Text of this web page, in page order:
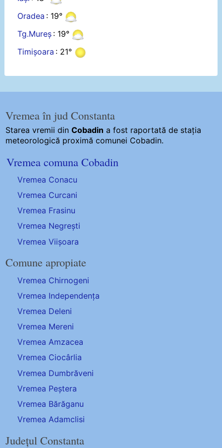
Oradea : 19°
Tg.Mureș : 19°
Timișoara : 21°
Vremea în jud Constanta
Starea vremii dinCobadin a fost raportată de stația
meteorologică proximă comunei Cobadin.
Vremea comuna Cobadin
Vremea Conacu
Vremea Curcani
Vremea Frasinu
Vremea Negrești
Vremea Viișoara
Comune apropiate
Vremea Chirnogeni
Vremea Independența
Vremea Deleni
Vremea Mereni
Vremea Amzacea
Vremea Ciocârlia
Vremea Dumbrăveni
Vremea Peștera
Vremea Bărăganu
Vremea Adamclisi
Județul Constanta